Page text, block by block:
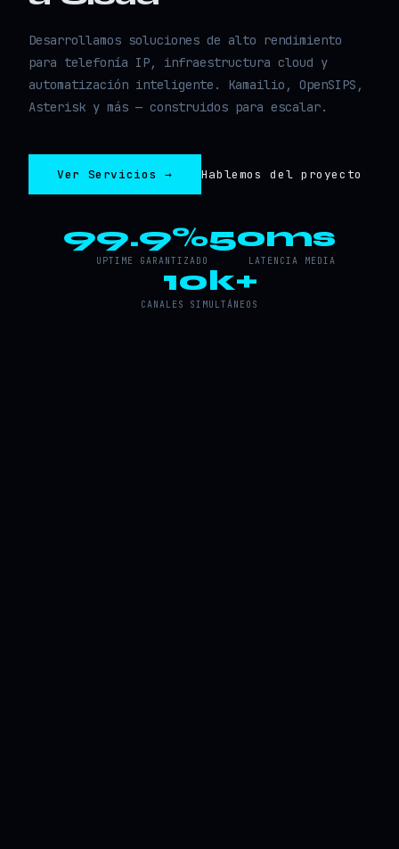
Desarrollamos soluciones de alto rendimiento
para telefonía IP, infraestructura cloud y
automatización inteligente. Kamailio, OpenSIPS,
Asterisk y más — construidos para escalar.
Ver Servicios → Hablemos del proyecto
99.9%
UPTIME GARANTIZADO
50ms
LATENCIA MEDIA
10k+
CANALES SIMULTÁNEOS